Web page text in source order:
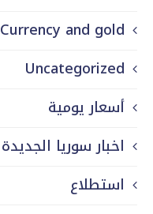
Currency and gold
Uncategorized
أسعار يومية
اخبار سوريا الجديدة
استطلاع